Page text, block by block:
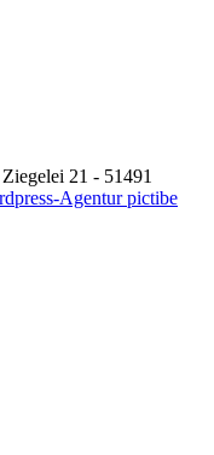
21 - 51491
Agentur pictibe